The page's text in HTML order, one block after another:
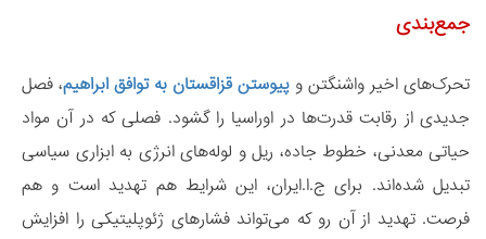
جمع‌بندی
تحرک‌های اخیر واشنگتن و پیوستن قزاقستان به توافق ابراهیم، فصل
جدیدی از رقابت قدرت‌ها در اوراسیا را گشود. فصلی که در آن مواد
حیاتی معدنی، خطوط جاده، ریل و لوله‌های انرژی به ابزاری سیاسی
تبدیل شده‌اند. برای ج.ا.ایران، این شرایط هم تهدید است و هم
فرصت. تهدید از آن ‌رو که می‌تواند فشارهای ژئوپلیتیکی را افزایش